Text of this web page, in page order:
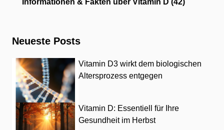
Informationen & Fakten über Vitamin D (42)
Neueste Posts
Vitamin D3 wirkt dem biologischen
Altersprozess entgegen
Vitamin D: Essentiell für Ihre
Gesundheit im Herbst